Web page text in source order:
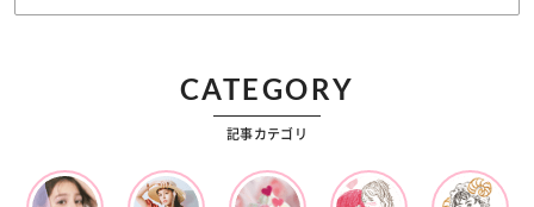
CATEGORY
記事カテゴリ